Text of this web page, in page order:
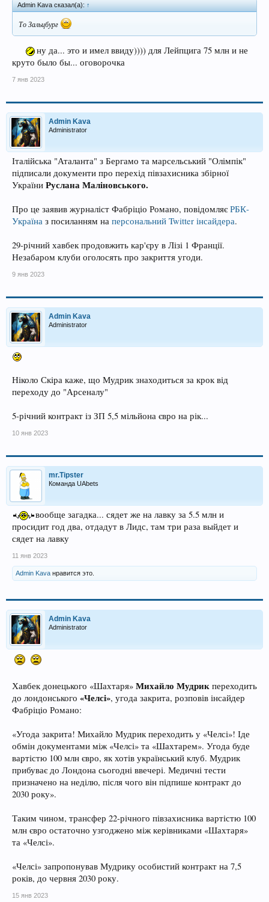
Admin Kava сказал(а): ↑
То Зальцбург
ну да... это и имел ввиду)))) для Лейпцига 75 млн и не
круто было бы... оговорочка
7 янв 2023
Admin Kava
Administrator
Італійська "Аталанта" з Бергамо та марсельський "Олімпік"
підписали документи про перехід півзахисника збірної
України Руслана Маліновського.
Про це заявив журналіст Фабріціо Романо, повідомляє РБК-
Україна з посиланням на персональний Twitter інсайдера.
29-річний хавбек продовжить кар'єру в Лізі 1 Франції.
Незабаром клуби оголосять про закриття угоди.
9 янв 2023
Admin Kava
Administrator
Ніколо Скіра каже, що Мудрик знаходиться за крок від
переходу до "Арсеналу"
5-річний контракт із ЗП 5,5 мільйона євро на рік...
10 янв 2023
mr.Tipster
Команда UAbets
вообще загадка... сядет же на лавку за 5.5 млн и
просидит год два, отдадут в Лидс, там три раза выйдет и
сядет на лавку
11 янв 2023
Admin Kava нравится это.
Admin Kava
Administrator
Хавбек донецького «Шахтаря» Михайло Мудрик переходить
до лондонського «Челсі», угода закрита, розповів інсайдер
Фабріціо Романо:
«Угода закрита! Михайло Мудрик переходить у «Челсі»! Іде
обмін документами між «Челсі» та «Шахтарем». Угода буде
вартістю 100 млн євро, як хотів український клуб. Мудрик
прибуває до Лондона сьогодні ввечері. Медичні тести
призначено на неділю, після чого він підпише контракт до
2030 року».
Таким чином, трансфер 22-річного півзахисника вартістю 100
млн євро остаточно узгоджено між керівниками «Шахтаря»
та «Челсі».
«Челсі» запропонував Мудрику особистий контракт на 7,5
років, до червня 2030 року.
15 янв 2023